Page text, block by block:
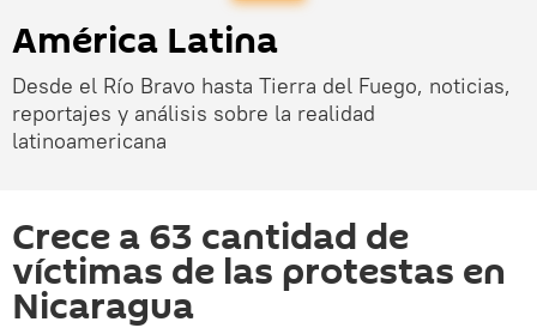
América Latina
Desde el Río Bravo hasta Tierra del Fuego, noticias,
reportajes y análisis sobre la realidad
latinoamericana
Crece a 63 cantidad de
víctimas de las protestas en
Nicaragua